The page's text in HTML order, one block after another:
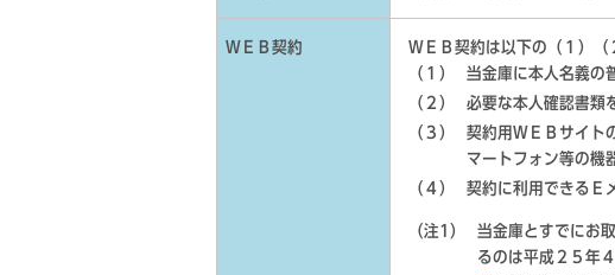
ＷＥＢ契約
ＷＥＢ契約は以下の（１）（
（１）
当金庫に本人名義の
（２）
必要な本人確認書類
（３）
契約用ＷＥＢサイト
マートフォン等の機
（４）
契約に利用できるＥ
（注1）
当金庫とすでにお
るのは平成２５年